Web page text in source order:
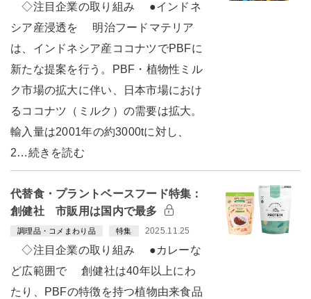
◇注目企業の取り組み ●インドネ
シア産浸透を 明治フードマテリア
は、インドネシア産ココナツでPBFに
新たな提案を行う。PBF・植物性ミル
ク市場の拡大に伴い、日本市場におけ
るココナツ（ミルク）の需要は拡大。
輸入量は2001年の約3000tに対し、
2…続きを読む
代替食・プラントベースフード特集：
創健社 市販用は国内で最多
調理品・コメまわり品 特集 2025.11.25
◇注目企業の取り組み ●カレーな
ど広範囲で 創健社は40年以上にわ
たり、PBFの特徴を持つ植物由来食品